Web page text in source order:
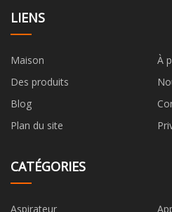
LIENS
Maison
À
Des produits
Blog
Plan du site
CATÉGORIES
Aspirateur